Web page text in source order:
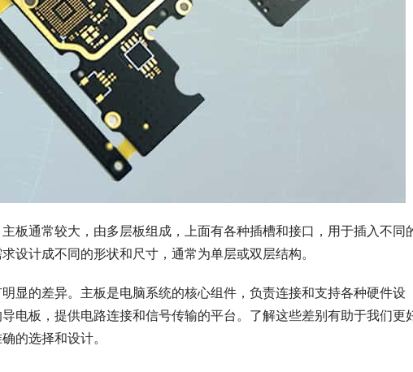
板通常较大，由多层板组成，上面有各种插槽和接口，用于插入不同
设计成不同的形状和尺寸，通常为单层或双层结构。
显的差异。主板是电脑系统的核心组件，负责连接和支持各种硬件设
电板，提供电路连接和信号传输的平台。了解这些差别有助于我们更
的选择和设计。